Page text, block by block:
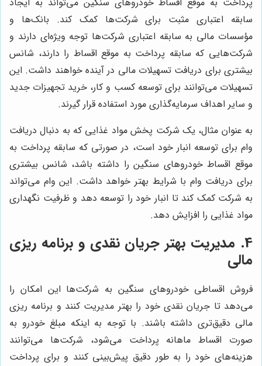
سابقه اعتباری مثبت برای شرکت‌ها کمک کند. بانک‌ها و
مؤسسات مالی به سابقه اعتباری شرکت‌ها توجه ویژه‌ای دارند و
شرکت‌هایی که سابقه پرداخت به موقع اقساط را دارند، شانس
بیشتری برای دریافت تسهیلات مالی در آینده خواهند داشت. این
تسهیلات می‌توانند برای توسعه کسب و کار، خرید تجهیزات جدید
و سایر اهداف سرمایه‌گذاری مورد استفاده قرار گیرند.
به عنوان مثال، یک شرکت پخش مواد غذایی که به دنبال دریافت
وام برای توسعه انبار خود است، در صورتی که سابقه پرداخت به
موقع اقساط خودروهای سنگین را داشته باشد، شانس بیشتری
برای دریافت وام با شرایط بهتر خواهد داشت. این وام می‌تواند
به شرکت کمک کند تا انبار خود را توسعه دهد و ظرفیت نگهداری
مواد غذایی را افزایش دهد.
4. مدیریت بهتر جریان نقدی و برنامه ریزی
مالی
فروش اقساطی خودروهای سنگین به شرکت‌ها این امکان را
می‌دهد تا جریان نقدی خود را بهتر مدیریت کنند و برنامه ریزی
مالی دقیق‌تری داشته باشند. با توجه به اینکه مبلغ خودرو به
صورت اقساط ماهانه پرداخت می‌شود، شرکت‌ها می‌توانند
هزینه‌های خود را به طور دقیق پیش‌بینی کنند و برای پرداخت